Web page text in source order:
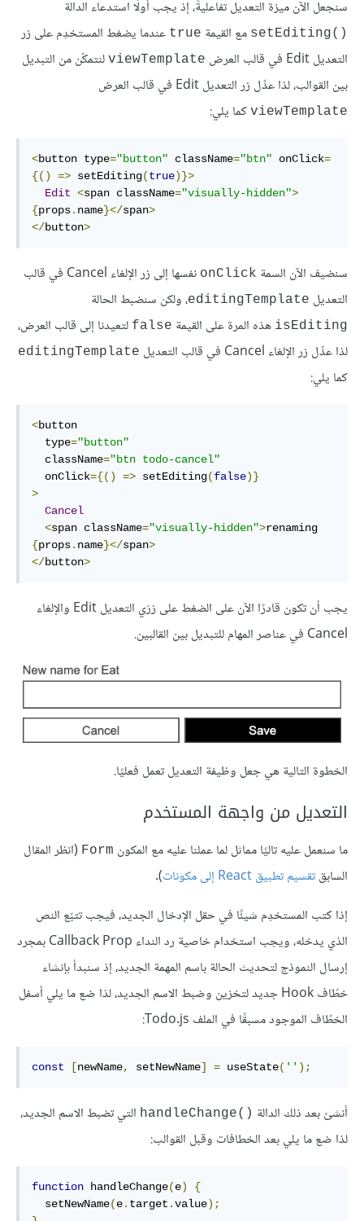
سنجعل الآن ميزة التعديل تفاعليةً، إذ يجب أولًا استدعاء الدالة
setEditing()‎ مع القيمة true عندما يضغط المستخدِم على زر
التعديل Edit في قالب العرض
viewTemplate لنتمكّن من التبديل
بين القوالب، لذا عدِّل زر التعديل Edit في قالب العرض
viewTemplate كما يلي:
<button type="button" className="btn" onClick=
{()
=> setEditing(true)}>
Edit <span className="visually-hidden">
{props. name}</span>
</button>
سنضيف الآن السمة onClick
نفسها إلى زر الإلغاء Cancel في قالب
التعديل editingTemplate، ولكن سنضبط الحالة
isEditing هذه المرة على القيمة false لتعيدنا إلى قالب العرض،
لذا عدِّل زر الإلغاء Cancel في قالب التعديل
editingTemplate
كما يلي:
<button
  type
="button"
  className
="btn todo-cancel"
  onClick
={() => setEditing(false)}
>
Cancel
<span className="visually-hidden">
{props. name}</span>
</button>
يجب أن تكون قادرًا الآن على الضغط على زرَي التعديل Edit والإلغاء
Cancel في عناصر المهام للتبديل بين القالبين.
الخطوة التالية هي جعل وظيفة التعديل تعمل فعليًا.
التعديل من واجهة المستخدم
ما سنعمل عليه تاليًا مماثل لما عملنا عليه مع المكون Form (انظر المقال
السابقتقسيم تطبيق React إلى مكونات
).
إذا كتب المستخدِم شيئًا في حقل الإدخال الجديد، فيجب تتبّع النص
الذي يدخله، ويجب استخدام خاصية رد النداء Callback Prop بمجرد
إرسال النموذج لتحديث الحالة باسم المهمة الجديد، إذ سنبدأ بإنشاء
خطّاف Hook جديد لتخزين وضبط الاسم الجديد، لذا ضع ما يلي أسفل
الخطّاف الموجود مسبقًا في الملف Todo.js:
const [newName, setNewName] = useState( '' );
أنشئ بعد ذلك الدالة handleChange()‎ التي تضبط الاسم الجديد،
لذا ضع ما يلي بعد الخطافات وقبل القوالب:
function handleChange(e)
{
  setNewName
(e. target .value);